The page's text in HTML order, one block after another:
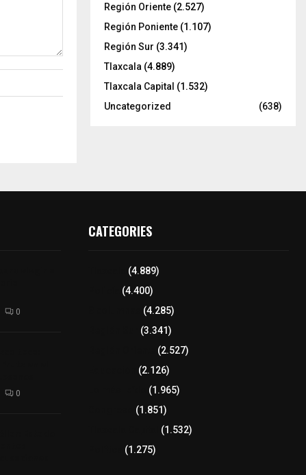
Región Oriente (2.527)
Región Poniente (1.107)
Región Sur (3.341)
Tlaxcala (4.889)
Tlaxcala Capital (1.532)
Uncategorized
(638)
0
0
CATEGORIES
(4.889)
(4.400)
(4.285)
(3.341)
(2.527)
(2.126)
(1.965)
(1.851)
(1.532)
(1.275)